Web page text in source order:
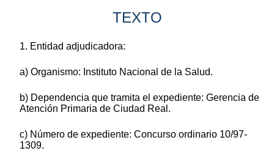
TEXTO
1. Entidad adjudicadora:
a) Organismo: Instituto Nacional de la Salud.
b) Dependencia que tramita el expediente: Gerencia de
Atención Primaria de Ciudad Real.
c) Número de expediente: Concurso ordinario 10/97-
1309.